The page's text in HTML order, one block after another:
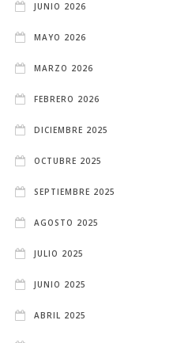
JUNIO 2026
MAYO 2026
MARZO 2026
FEBRERO 2026
DICIEMBRE 2025
OCTUBRE 2025
SEPTIEMBRE 2025
AGOSTO 2025
JULIO 2025
JUNIO 2025
ABRIL 2025